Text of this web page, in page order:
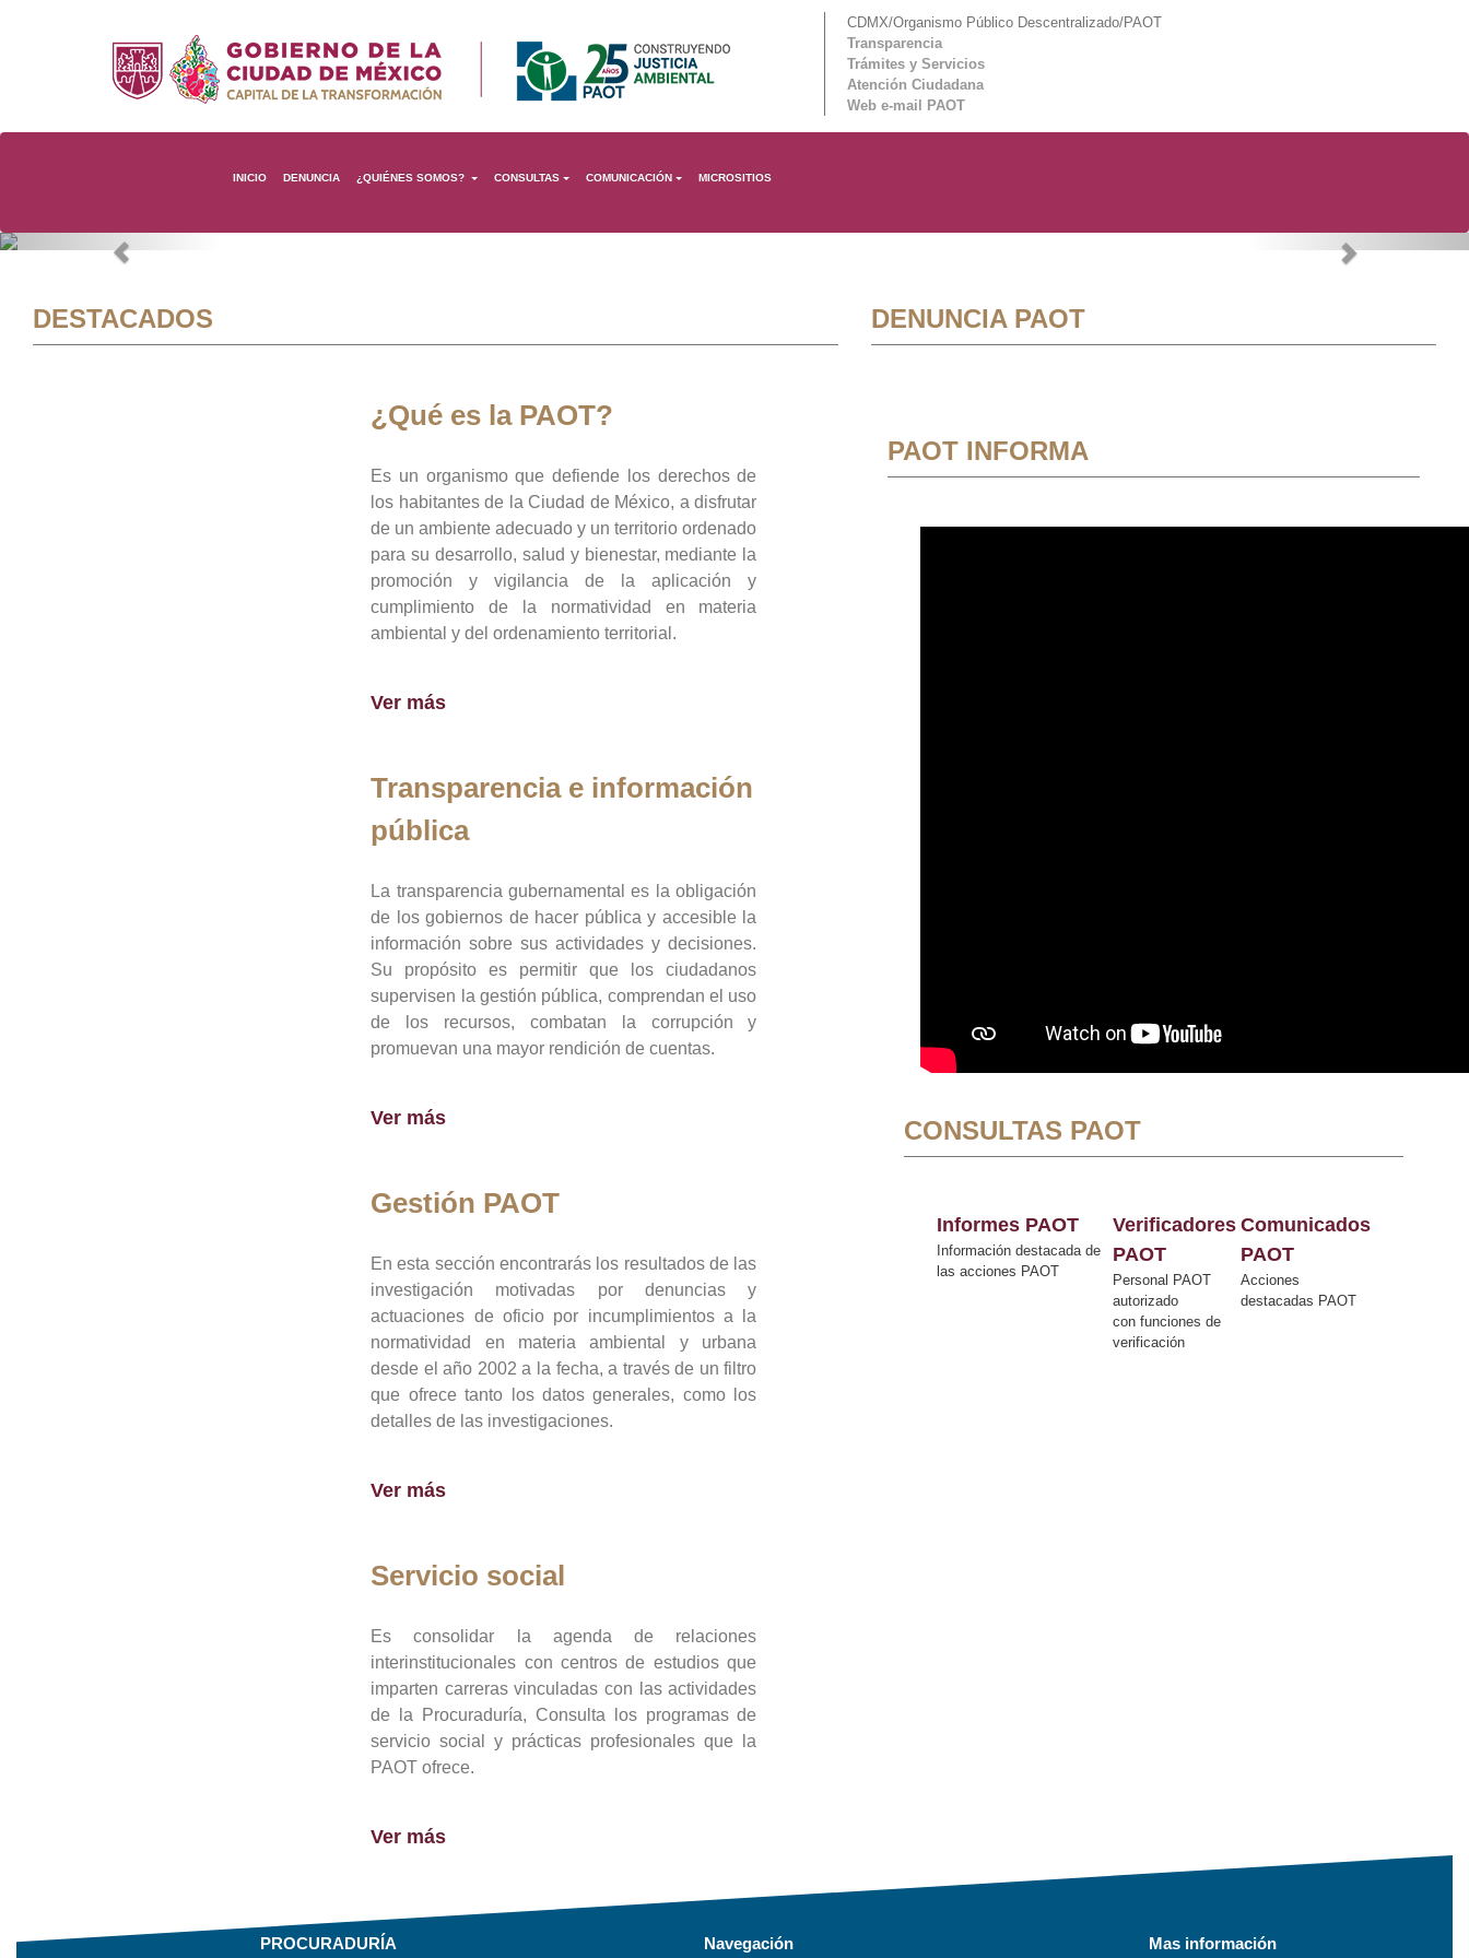
CDMX/Organismo Público Descentralizado/PAOT
Transparencia
Trámites y Servicios
Atención Ciudadana
Web e-mail PAOT
INICIO DENUNCIA ¿QUIÉNES SOMOS? CONSULTAS COMUNICACIÓN MICROSITIOS
Previous Next
DESTACADOS
¿Qué es la PAOT?
Es un organismo que defiende los derechos de
los habitantes de la Ciudad de México, a disfrutar
de un ambiente adecuado y un territorio ordenado
para su desarrollo, salud y bienestar, mediante la
promoción y vigilancia de la aplicación y
cumplimiento de la normatividad en materia
ambiental y del ordenamiento territorial.
Ver más
Transparencia e información
pública
La transparencia gubernamental es la obligación
de los gobiernos de hacer pública y accesible la
información sobre sus actividades y decisiones.
Su propósito es permitir que los ciudadanos
supervisen la gestión pública, comprendan el uso
de los recursos, combatan la corrupción y
promuevan una mayor rendición de cuentas.
Ver más
Gestión PAOT
En esta sección encontrarás los resultados de las
investigación motivadas por denuncias y
actuaciones de oficio por incumplimientos a la
normatividad en materia ambiental y urbana
desde el año 2002 a la fecha, a través de un filtro
que ofrece tanto los datos generales, como los
detalles de las investigaciones.
Ver más
Servicio social
Es consolidar la agenda de relaciones
interinstitucionales con centros de estudios que
imparten carreras vinculadas con las actividades
de la Procuraduría, Consulta los programas de
servicio social y prácticas profesionales que la
PAOT ofrece.
Ver más
DENUNCIA PAOT
PAOT INFORMA
CONSULTAS PAOT
Informes PAOT
Información destacada de
las acciones PAOT
Verificadores
PAOT
Personal PAOT
autorizado
con funciones de
verificación
Comunicados
PAOT
Acciones
destacadas PAOT
PROCURADURÍA Navegación Mas información